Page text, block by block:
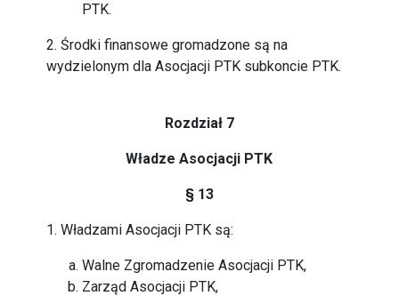
PTK.
2. Środki finansowe gromadzone są na
wydzielonym dla Asocjacji PTK subkoncie PTK.
Rozdział 7
Władze Asocjacji PTK
§ 13
1. Władzami Asocjacji PTK są:
Walne Zgromadzenie Asocjacji PTK,
Zarząd Asocjacji PTK,